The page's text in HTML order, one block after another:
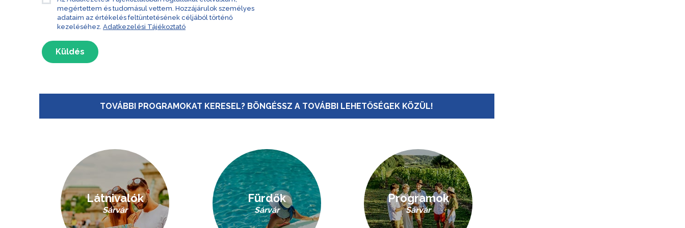
megértettem és tudomásul vettem. Hozzájárulok személyes
adataim az értékelés feltüntetésének céljából történő
kezeléséhez. Adatkezelési Tájékoztató
Küldés
TOVÁBBI PROGRAMOKAT KERESEL? BÖNGÉSSZ A TOVÁBBI LEHETŐSÉGEK KÖZÜL!
Látnivalók
Sárvár
Fürdők
Sárvár
Programok
Sárvár